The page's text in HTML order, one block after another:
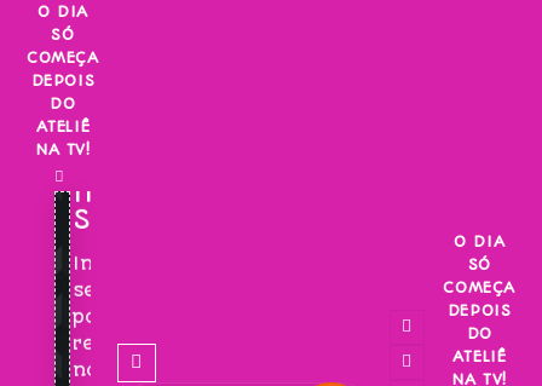
Skip
content
O DIA
SÓ
COMEÇA
DEPOIS
DO
ATELIÊ
NA TV!
INSCREVA-
SE!
Inscreva-
se
para
receber
novidades!
O DIA
SÓ
COMEÇA
DEPOIS
DO
ATELIÊ
NA TV!